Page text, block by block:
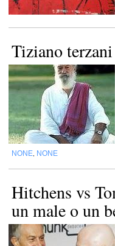
Tiziano terzani
NONE NONE
Hitchens vs
un male o un